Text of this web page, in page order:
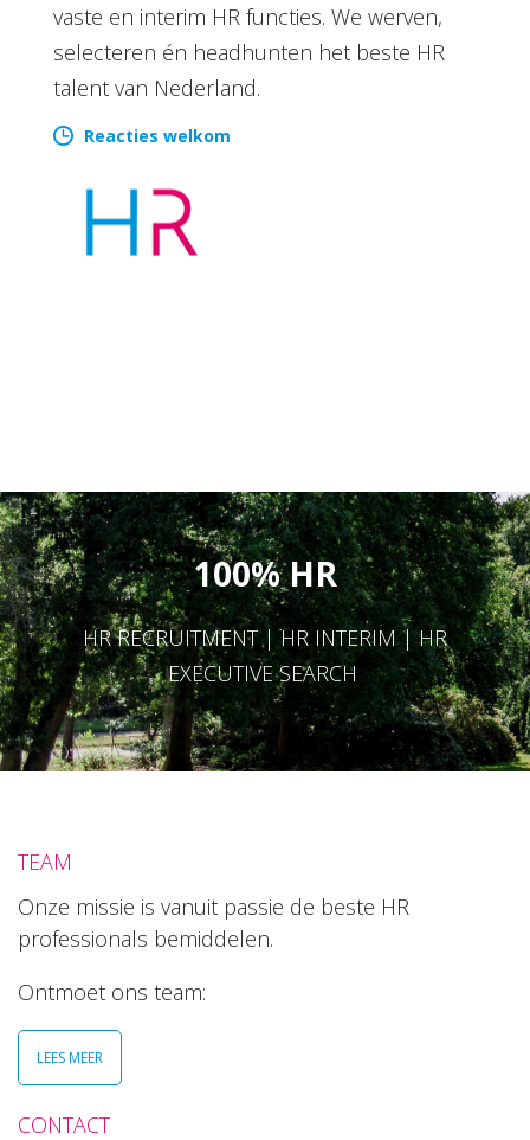
vaste en interim HR functies. We werven,
selecteren én headhunten het beste HR
talent van Nederland.
Reacties welkom
100% HR
HR RECRUITMENT | HR INTERIM | HR
EXECUTIVE SEARCH
TEAM
Onze missie is vanuit passie de beste HR
professionals bemiddelen.
Ontmoet ons team:
LEES MEER
CONTACT